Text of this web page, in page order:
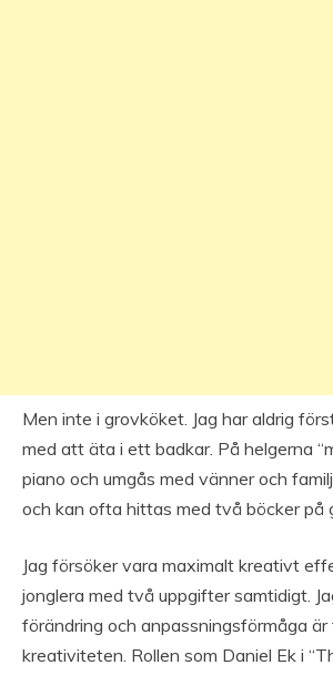
Men inte i grovköket. Jag har aldrig
med att äta i ett badkar. På helgerna
piano och umgås med vänner och
och kan ofta hittas med två böcker på
Jag försöker vara maximalt kreativt
jonglera med två uppgifter samtidigt.
förändring och anpassningsförmåga
kreativiteten. Rollen som Daniel Ek i